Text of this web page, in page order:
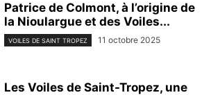
Patrice de Colmont, à l’origine de
la Nioulargue et des Voiles...
VOILES DE SAINT TROPEZ 11 octobre 2025
Les Voiles de Saint-Tropez, une